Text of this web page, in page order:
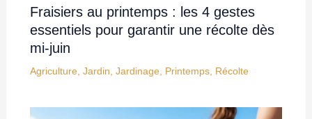
Fraisiers au printemps : les 4 gestes
essentiels pour garantir une récolte dès
mi-juin
Agriculture Jardin Jardinage Printemps, Récolte